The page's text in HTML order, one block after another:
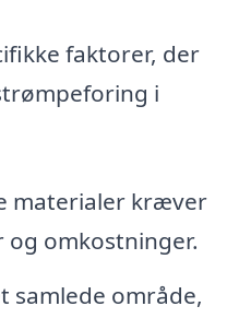
faktorer, der
i
materialer kræver
omkostninger.
samlede område,